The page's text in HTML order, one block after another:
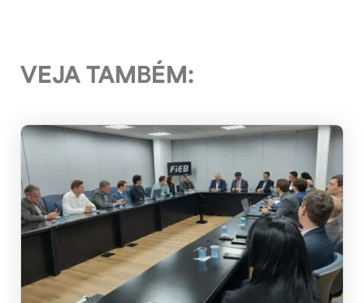
VEJA TAMBÉM: